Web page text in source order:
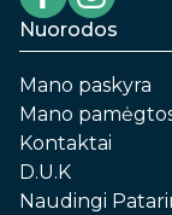
Nuorodos
Mano paskyra
Mano
Kontaktai
D.U.K
Naudingi